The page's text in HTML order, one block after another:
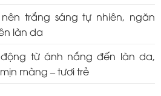
trắng sáng tự nhiên, ngăn
làn da
từ ánh nắng đến làn da,
màng – tươi trẻ